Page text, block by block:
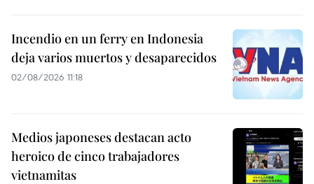
Incendio en un ferry en Indonesia
deja varios muertos y desaparecidos
02/08/2026 11:18
Medios japoneses destacan acto
heroico de cinco trabajadores
vietnamitas